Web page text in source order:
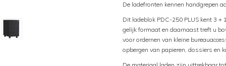
De ladefronten kennen handgrepen
Dit ladeblok PDC-250 PLUS kent 3
gelijk formaat en daarnaast treft u
voor ordernen van kleine
opbergen van papieren, dossiers en